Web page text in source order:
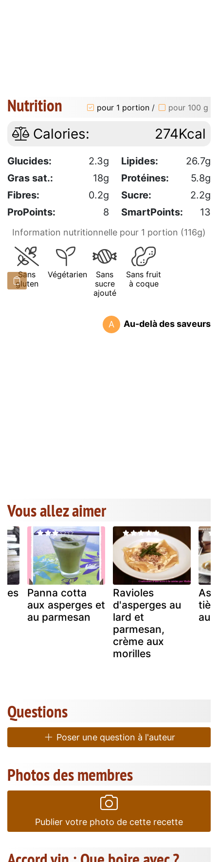
Nutrition pour 1 portion / pour 100 g
Calories: 274Kcal
Glucides: 2.3g Lipides:
26.7g
Gras sat.:
18g Protéines:
5.8g
Fibres:
0.2g Sucre:
2.2g
ProPoints:
8 SmartPoints: 13
Information nutritionnelle pour 1 portion (116g)
Sans
gluten
Végétarien
Sans
sucre
ajouté
Sans fruit
à coque
A Au-delà des saveurs
Vous allez aimer
Panna cotta
aux asperges et
au parmesan
Ravioles
d'asperges au
lard et
parmesan,
crème aux
morilles
au
Questions
Poser une question à l'auteur
Photos des membres
Publier votre photo de cette recette